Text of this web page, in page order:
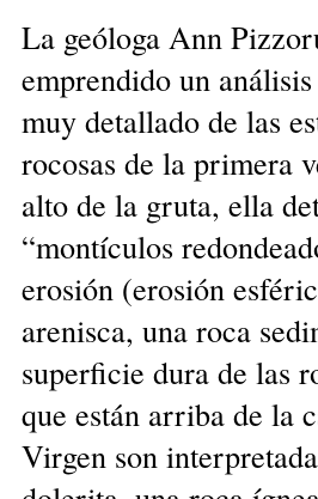
La geóloga Ann
emprendido un
muy detallado de las
rocosas de la primera
alto de la gruta, ella
“montículos
erosión (erosión
arenisca, una roca
superficie dura de las
que están arriba de la
Virgen son